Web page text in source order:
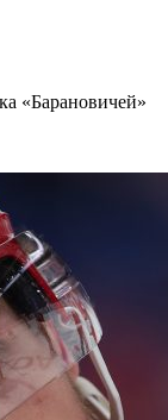
«Барановичей»